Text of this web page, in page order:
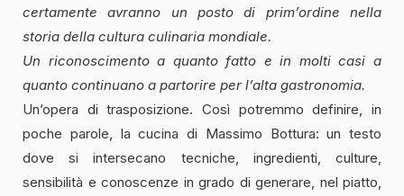
certamente avranno un posto di prim’ordine nella
storia della cultura culinaria mondiale.
Un riconoscimento a quanto fatto e in molti casi a
quanto continuano a partorire per l’alta gastronomia.
Un’opera di trasposizione. Così potremmo definire, in
poche parole, la cucina di Massimo Bottura: un testo
dove si intersecano tecniche, ingredienti, culture,
sensibilità e conoscenze in grado di generare, nel piatto,